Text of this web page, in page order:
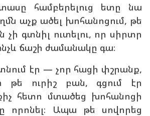
համբերելուց ետը նա
աչք ածել խոհանոցում, թե
չի գտնիլ ուտելու, որ սիրտր
ճաշի ժամանակը գա։
էր — չոր հացի փշրանք,
թե ուրիշ բան, գցում էր
հետո մտածեց խոհանոցի
որոնել։ Ապա թե սովորեց